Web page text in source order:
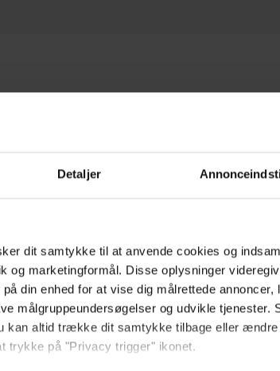
Detaljer
dit samtykke til at anvende cookies og
og marketingformål. Disse oplysninger
din enhed for at vise dig målrettede
målgruppeundersøgelser og udvikle tjenester.
kan altid trække dit samtykke tilbage eller
trykke på "Privacy trigger" ikonet.
Det centrale
pålidelig
den centrale
plads, hvilket
ergonomiske
for brugeren.
effektiv i